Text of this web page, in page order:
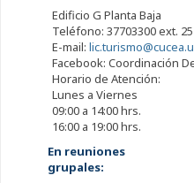
Edificio G Planta Baja
Teléfono: 37703300 ext.
E-mail:
Facebook: Coordinación
Horario de Atención:
Lunes a Viernes
09:00 a 14:00 hrs.
16:00 a 19:00 hrs.
En reuniones
grupales: